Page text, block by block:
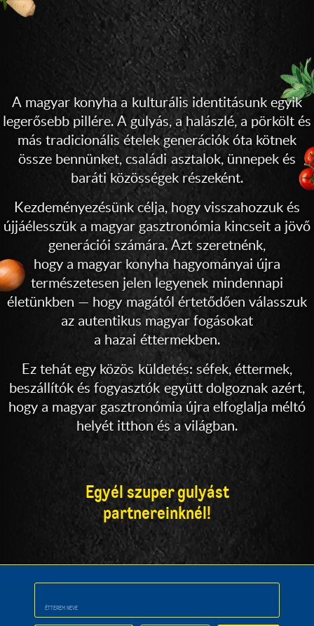
A magyar konyha a kulturális identitásunk egyik
legerősebb pillére.A gulyás, a halászlé, a pörkölt és
más tradicionális ételek generációk óta kötnek
össze bennünket, családi asztalok, ünnepek és
baráti közösségek részeként.
Kezdeményezésünk célja, hogy visszahozzuk és
újjáélesszük a magyar gasztronómia kincseit a jövő
generációi számára. Azt szeretnénk,
hogy a magyar konyha hagyományai újra
természetesen jelen legyenek mindennapi
életünkben — hogy magától értetődően válasszuk
az autentikus magyar fogásokat
a hazai éttermekben.
Ez tehát egy közös küldetés: séfek, éttermek,
beszállítók és fogyasztók együtt dolgoznak azért,
hogy a magyar gasztronómia újra elfoglalja méltó
helyét itthon ésa világban.
Egyél szuper gulyást
partnereinknél!